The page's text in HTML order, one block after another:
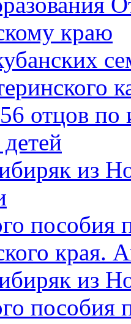
краю
отцов по
из
пособия
края.
из
пособия